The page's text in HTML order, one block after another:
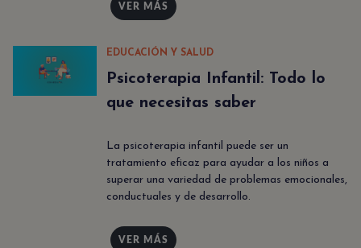
VER MÁS
EDUCACIÓN Y SALUD
Psicoterapia Infantil: Todo lo
que necesitas saber
La psicoterapia infantil puede ser un
tratamiento eficaz para ayudar a los niños a
superar una variedad de problemas emocionales,
conductuales y de desarrollo.
VER MÁS